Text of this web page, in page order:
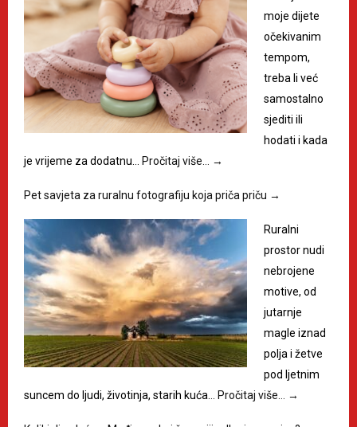
moje dijete
očekivanim
tempom,
treba li već
samostalno
sjediti ili
hodati i kada
je vrijeme za dodatnu…
Pročitaj više… →
Pet savjeta za ruralnu fotografiju koja priča priču →
Ruralni
prostor nudi
nebrojene
motive, od
jutarnje
magle iznad
polja i žetve
pod ljetnim
suncem do ljudi, životinja, starih kuća…
Pročitaj više… →